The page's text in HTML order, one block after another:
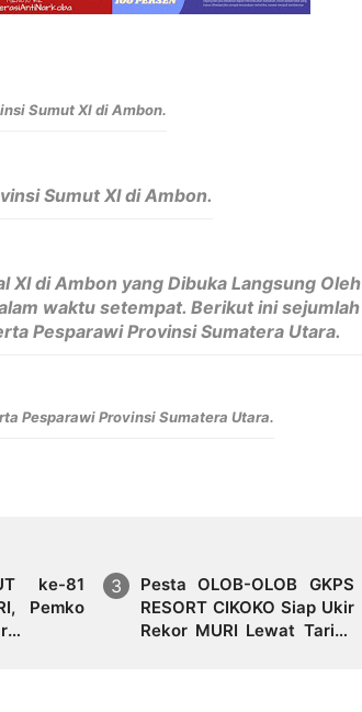
Sumut XI di Ambon.
Sumut XI di Ambon.
XI di Ambon yang Dibuka Langsung Oleh
waktu setempat. Berikut ini sejumlah
Pesparawi Provinsi Sumatera Utara.
Pesparawi Provinsi Sumatera Utara.
ke-81
Pemko
Pesta OLOB-OLOB GKPS
RESORT CIKOKO Siap Ukir
Rekor MURI Lewat Tarian